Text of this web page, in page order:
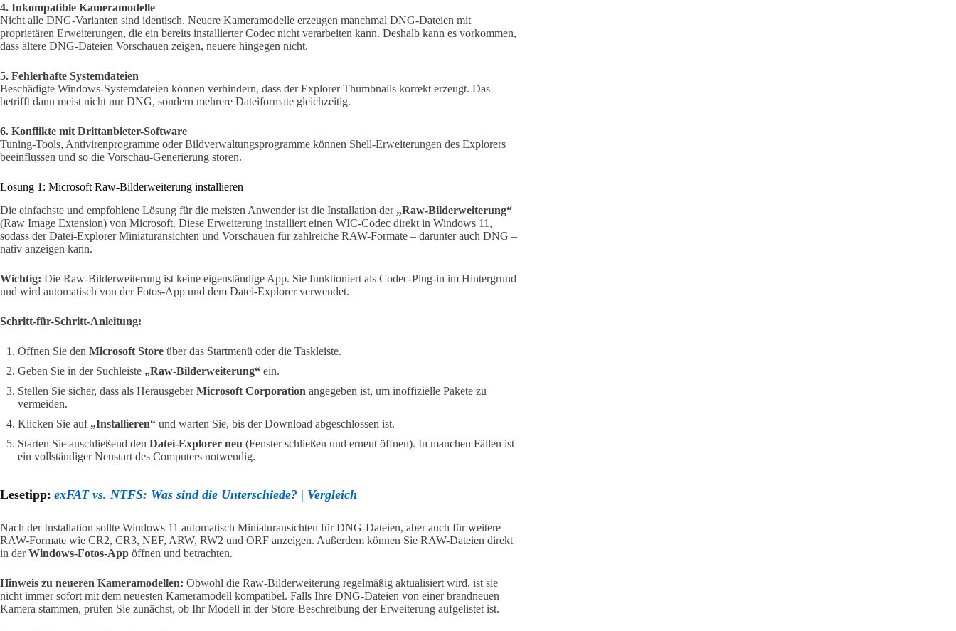
4. Inkompatible Kameramodelle
Nicht alle DNG-Varianten sind identisch. Neuere Kameramodelle erzeugen manchmal DNG-Dateien mit
proprietären Erweiterungen, die ein bereits installierter Codec nicht verarbeiten kann. Deshalb kann es vorkommen,
dass ältere DNG-Dateien Vorschauen zeigen, neuere hingegen nicht.
5. Fehlerhafte Systemdateien
Beschädigte Windows-Systemdateien können verhindern, dass der Explorer Thumbnails korrekt erzeugt. Das
betrifft dann meist nicht nur DNG, sondern mehrere Dateiformate gleichzeitig.
6. Konflikte mit Drittanbieter-Software
Tuning-Tools, Antivirenprogramme oder Bildverwaltungsprogramme können Shell-Erweiterungen des Explorers
beeinflussen und so die Vorschau-Generierung stören.
Lösung 1: Microsoft Raw-Bilderweiterung installieren
Die einfachste und empfohlene Lösung für die meisten Anwender ist die Installation der „Raw-Bilderweiterung“
(Raw Image Extension) von Microsoft. Diese Erweiterung installiert einen WIC-Codec direkt in Windows 11,
sodass der Datei-Explorer Miniaturansichten und Vorschauen für zahlreiche RAW-Formate – darunter auch DNG –
nativ anzeigen kann.
Wichtig: Die Raw-Bilderweiterung ist keine eigenständige App. Sie funktioniert als Codec-Plug-in im Hintergrund
und wird automatisch von der Fotos-App und dem Datei-Explorer verwendet.
Schritt-für-Schritt-Anleitung:
Öffnen Sie den Microsoft Store über das Startmenü oder die Taskleiste.
Geben Sie in der Suchleiste „Raw-Bilderweiterung“ ein.
Stellen Sie sicher, dass als HerausgeberMicrosoft Corporation angegeben ist, um inoffizielle Pakete zu
vermeiden.
Klicken Sie auf „Installieren“ und warten Sie, bis der Download abgeschlossen ist.
Starten Sie anschließend den Datei-Explorer neu (Fenster schließen und erneut öffnen). In manchen Fällen ist
ein vollständiger Neustart des Computers notwendig.
Lesetipp: exFAT vs. NTFS: Was sind die Unterschiede? | Vergleich
Nach der Installation sollte Windows 11 automatisch Miniaturansichten für DNG-Dateien, aber auch für weitere
RAW-Formate wie CR2, CR3, NEF, ARW, RW2 und ORF anzeigen. Außerdem können Sie RAW-Dateien direkt
in derWindows-Fotos-App öffnen und betrachten.
Hinweis zu neueren Kameramodellen: Obwohl die Raw-Bilderweiterung regelmäßig aktualisiert wird, ist sie
nicht immer sofort mit dem neuesten Kameramodell kompatibel. Falls Ihre DNG-Dateien von einer brandneuen
Kamera stammen, prüfen Sie zunächst, ob Ihr Modell in der Store-Beschreibung der Erweiterung aufgelistet ist.